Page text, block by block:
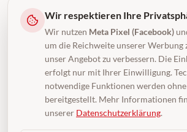
verlegen, strapazierfähig und in
Dekoren – ideal für Nebenräume
Mehr erfahren
Wir respektieren Ihre
Wir nutzen Meta Pixel (Facebook)
um die Reichweite unserer Werbung
unser Angebot zu verbessern. Die
erfolgt nur mit Ihrer Einwilligung.
notwendige Funktionen werden
bereitgestellt. Mehr Informationen
unserer Datenschutzerklärung.